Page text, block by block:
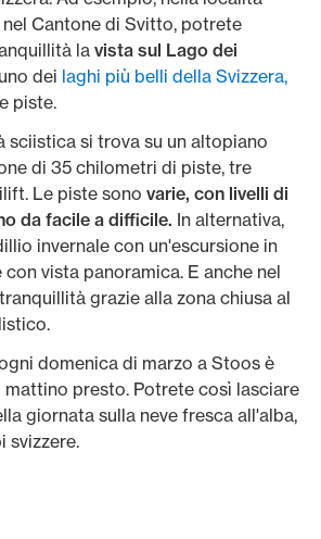
Cantone di Svitto, potrete
la vista sul Lago dei
uno dei laghi più belli della Svizzera,
piste.
sciistica si trova su un altopiano
di 35 chilometri di piste, tre
Le piste sono varie, con livelli di
da facile a difficile. In alternativa,
invernale con un'escursione in
vista panoramica. E anche nel
grazie alla zona chiusa al
domenica di marzo a Stoos è
mattino presto. Potrete così lasciare
giornata sulla neve fresca all'alba,
svizzere.